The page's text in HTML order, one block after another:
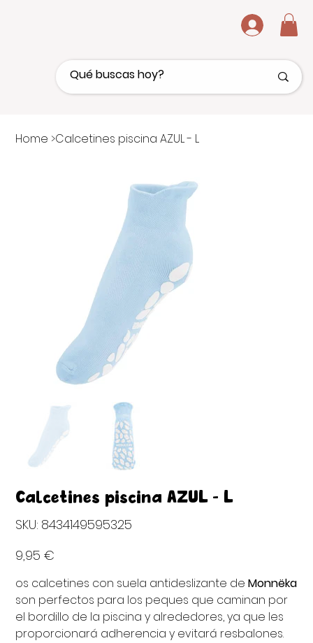
.
Home >Calcetines piscina AZUL - L
Calcetines piscina AZUL - L
SKU: 8434149595325
8434149595325
9,95 €
os calcetines con suela antideslizante deMonnëka
son perfectos para los peques que caminan por
el bordillo de la piscina y alrededores, ya que les
proporcionará adherencia y evitará resbalones.